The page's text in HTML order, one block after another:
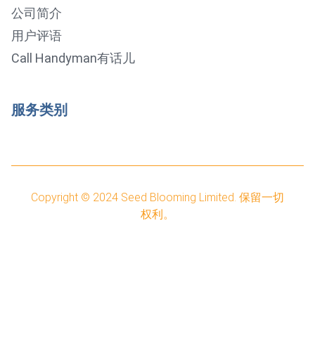
公司简介
用户评语
Call Handyman有话儿
服务类别
Copyright © 2024 Seed Blooming Limited. 保留一切
权利。